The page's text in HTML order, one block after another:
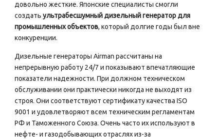
довольно жесткие. Японские специалисты смогли
создать ультрабесшумный дизельный генератор для
промышленных объектов, который долгие годы был вне
конкуренции.
Дизельные генераторы Airman рассчитаны на
непрерывную работу 24/7 и показывают впечатляющие
показатели надежности. При должном техническом
обслуживании они практически никогда не выходят из
строя. Они соответствуют сертификату качества ISO
9001 и удовлетворяют всем техническим регламентам
РФ и Таможенного Союза. Очень часто их используют в
нефте- и газодобывающих отраслях из-за